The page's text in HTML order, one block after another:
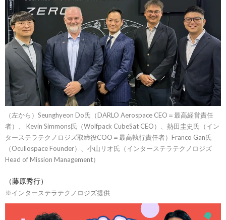
（左から）Seunghyeon Do氏（DARLO Aerospace CEO＝最高経営責任
者）、 Kevin Simmons氏（Wolfpack CubeSat CEO）、熱田圭史氏（イン
ターステラテクノロジズ取締役COO＝最高執行責任者）Franco Gan氏
（Ocullospace Founder）、小山リオ氏（インターステラテクノロジズ
Head of Mission Management）
（藤原秀行）
※インターステラテクノロジズ提供